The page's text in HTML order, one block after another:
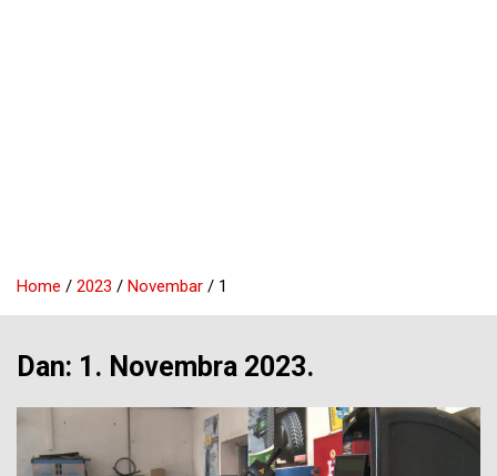
Home 2023 Novembar 1
Dan: 1. Novembra 2023.